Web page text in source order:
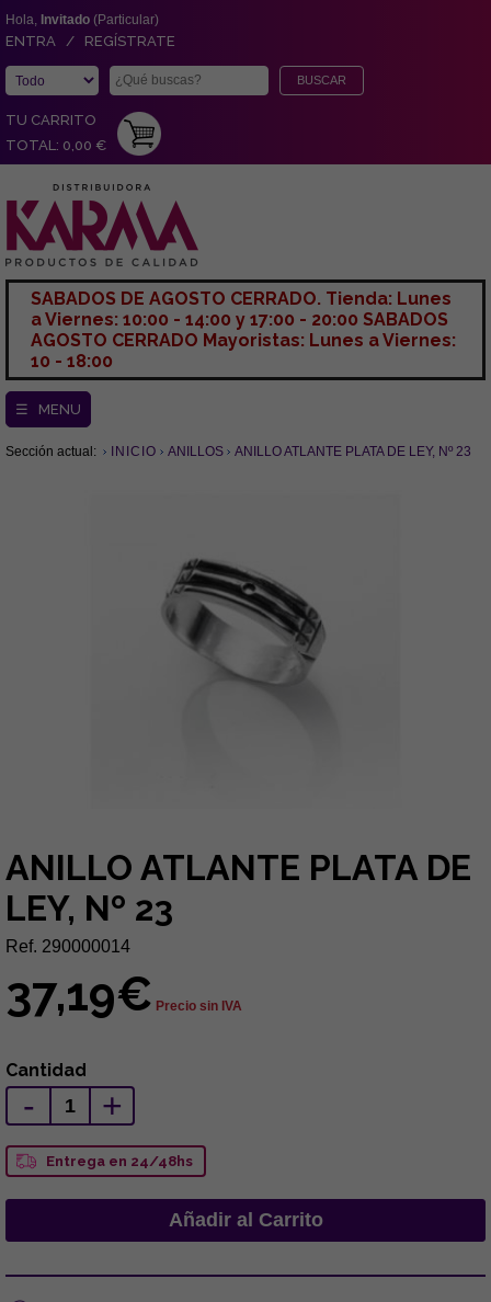
Hola, Invitado (Particular)
ENTRA / REGÍSTRATE
TU CARRITO
TOTAL: 0,00 €
SABADOS DE AGOSTO CERRADO. Tienda: Lunes
a Viernes: 10:00 - 14:00 y 17:00 - 20:00 SABADOS
AGOSTO CERRADO Mayoristas: Lunes a Viernes:
10 - 18:00
☰ MENU
Sección actual: INICIO ANILLOS ANILLO ATLANTE PLATA DE LEY, Nº 23
ANILLO ATLANTE PLATA DE
LEY, Nº 23
Ref. 290000014
37,19€ Precio sin IVA
Cantidad
- +
Entrega en 24/48hs